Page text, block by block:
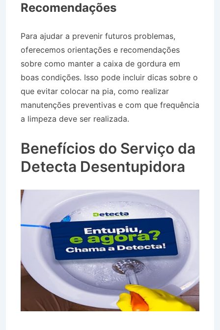
Recomendações
Para ajudar a prevenir futuros problemas,
oferecemos orientações e recomendações
sobre como manter a caixa de gordura em
boas condições. Isso pode incluir dicas sobre o
que evitar colocar na pia, como realizar
manutenções preventivas e com que frequência
a limpeza deve ser realizada.
Benefícios do Serviço da
Detecta Desentupidora